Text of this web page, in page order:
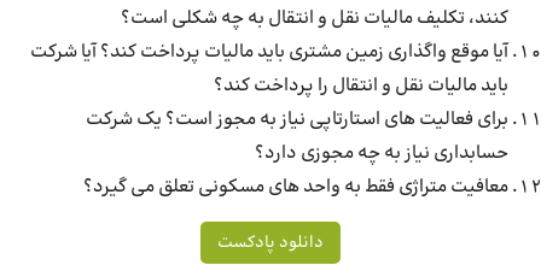
کنند، تکلیف مالیات نقل و انتقال به چه شکلی است؟
آیا موقع واگذاری زمین مشتری باید مالیات پرداخت کند؟ آیا شرکت
باید مالیات نقل و انتقال را پرداخت کند؟
برای فعالیت های استارتاپی نیاز به مجوز است؟ یک شرکت
حسابداری نیاز به چه مجوزی دارد؟
معافیت متراژی فقط به واحد های مسکونی تعلق می گیرد؟
دانلود پادکست